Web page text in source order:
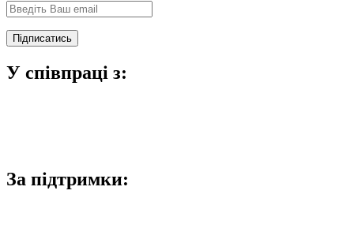
У співпраці з:
За підтримки: